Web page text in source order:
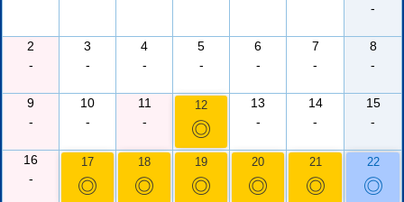
-
2
-
3
-
4
-
5
-
6
-
7
-
8
-
9
-
10
-
11
-
12
◎
13
-
14
-
15
-
16
-
17
◎
18
◎
19
◎
20
◎
21
◎
22
◎